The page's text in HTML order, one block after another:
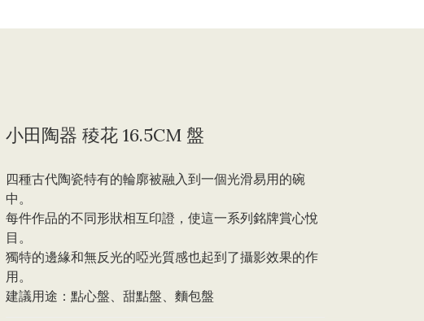
小田陶器 稜花 16.5CM 盤
四種古代陶瓷特有的輪廓被融入到一個光滑易用的碗
中。
每件作品的不同形狀相互印證，使這一系列銘牌賞心悅
目。
獨特的邊緣和無反光的啞光質感也起到了攝影效果的作
用。
建議用途：點心盤、甜點盤、麵包盤